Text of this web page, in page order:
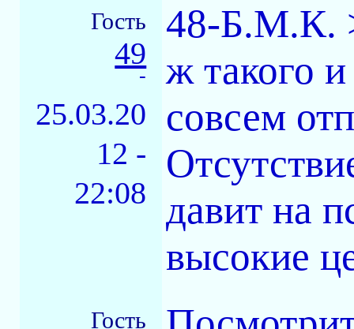
Гость
49
-
25.03.20
12 -
22:08
48-Б.М.К.
ж такого
совсем
давит на
высокие
Гость